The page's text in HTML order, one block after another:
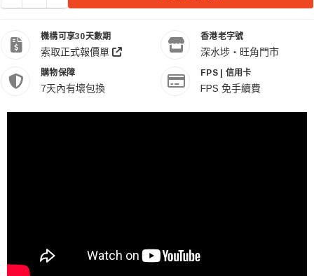
機構可享30天數期
索取正式報價單
香港老字號
深水埗・旺角門市
購物保障
7天內有壞包換
FPS | 信用卡
FPS 免手續費